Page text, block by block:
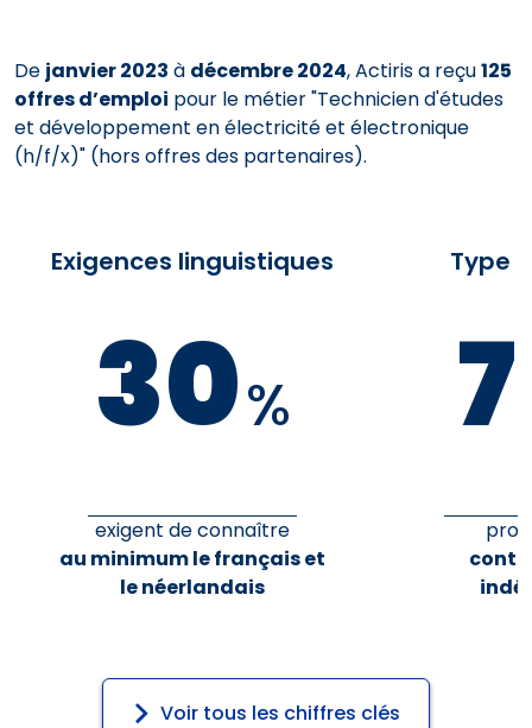
De janvier 2023 à décembre 2024, Actiris a reçu125
offres d’emploi pour le métier "Technicien d'études
et développement en électricité et électronique
(h/f/x)" (hors offres des partenaires).
Exigences linguistiques
30%
exigent de connaître
au minimum le français et
le néerlandais
Type
Voir tous les chiffres clés